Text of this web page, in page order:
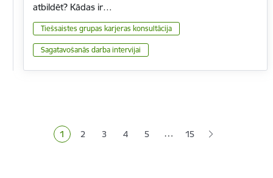
atbildēt? Kādas ir…
Tiešsaistes grupas karjeras konsultācija
Sagatavošanās darba intervijai
Pašreizējā lapa
1 Lapa
2 Lapa
3 Lapa
4 Lapa
5 … 15